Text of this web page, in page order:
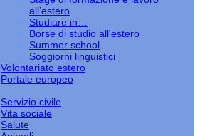
all’estero
Studiare in…
Borse di studio all'estero
Summer school
Soggiorni linguistici
Volontariato estero
Portale europeo
Servizio civile
Vita sociale
Salute